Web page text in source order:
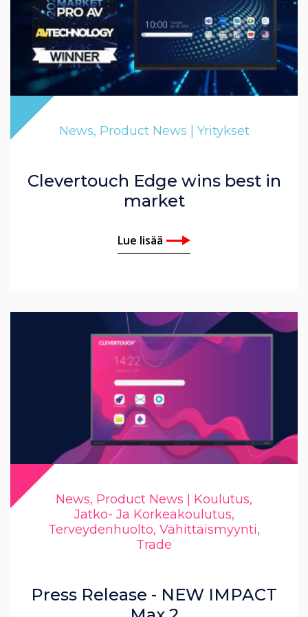
News, Product News | Yritykset
Clevertouch Edge wins best in
market
Lue lisää
News, Product News | Koulutus,
Jatko- Ja Korkeakoulutus,
Terveydenhuolto, Vähittäismyynti,
Trade
Press Release - NEW IMPACT